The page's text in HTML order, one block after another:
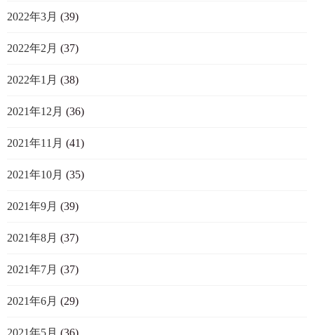
2022年3月 (39)
2022年2月 (37)
2022年1月 (38)
2021年12月 (36)
2021年11月 (41)
2021年10月 (35)
2021年9月 (39)
2021年8月 (37)
2021年7月 (37)
2021年6月 (29)
2021年5月 (36)